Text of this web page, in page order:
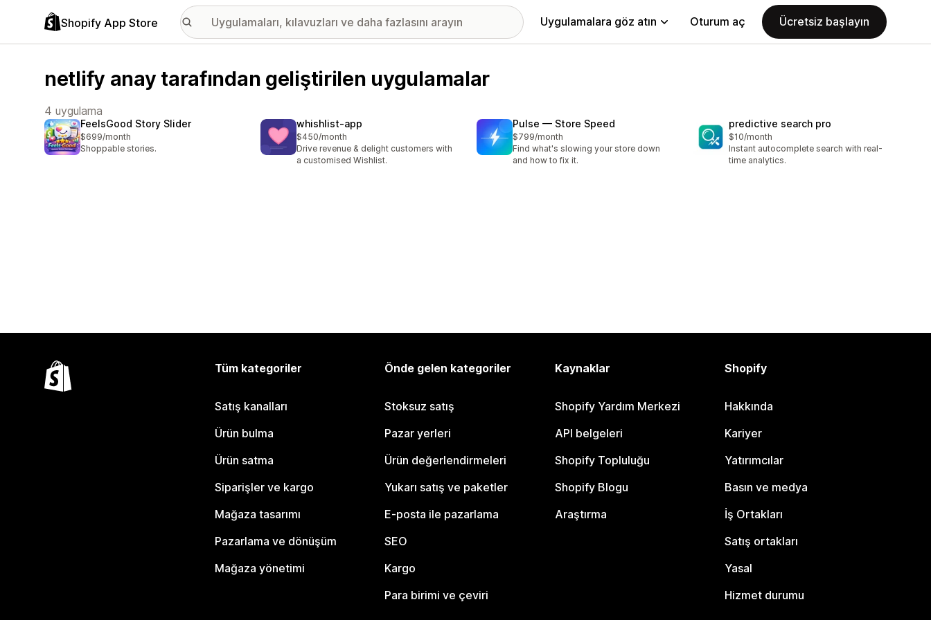
Shopify App Store Uygulamalara göz atın Oturum aç Ücretsiz başlayın
netlify anay tarafından geliştirilen uygulamalar
4 uygulama
FeelsGood Story Slider
$699/month
Shoppable stories.
whishlist‑app
$450/month
Drive revenue & delight customers with
a customised Wishlist.
Pulse — Store Speed
$799/month
Find what's slowing your store down
and how to fix it.
predictive search pro
$10/month
Instant autocomplete search with real-
time analytics.
Tüm kategoriler
Satış kanalları
Ürün bulma
Ürün satma
Siparişler ve kargo
Mağaza tasarımı
Pazarlama ve dönüşüm
Mağaza yönetimi
Önde gelen kategoriler
Stoksuz satış
Pazar yerleri
Ürün değerlendirmeleri
Yukarı satış ve paketler
E-posta ile pazarlama
SEO
Kargo
Para birimi ve çeviri
Kaynaklar
Shopify Yardım Merkezi
API belgeleri
Shopify Topluluğu
Shopify Blogu
Araştırma
Shopify
Hakkında
Kariyer
Yatırımcılar
Basın ve medya
İş Ortakları
Satış ortakları
Yasal
Hizmet durumu